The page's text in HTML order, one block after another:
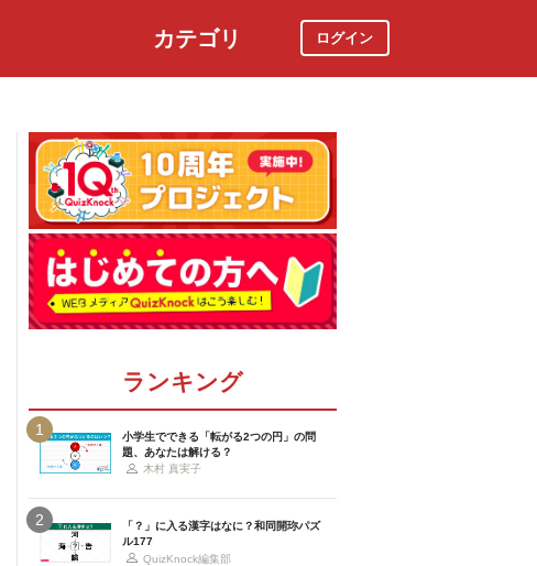
カテゴリ ログイン
ランキング
1
小学生でできる「転がる2つの円」の問
題、あなたは解ける？
木村 真実子
2
「？」に入る漢字はなに？和同開珎パズ
ル177
QuizKnock編集部